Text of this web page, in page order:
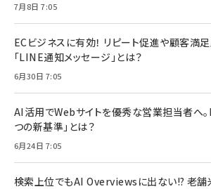
7月8日 7:05
ECビジネスに有効！ リピート促進や顧客満
「LINE通知メッセージ」とは？
6月30日 7:05
AI活用でWebサイトを優秀な営業担当者へ
つの新基準」とは？
6月24日 7:05
検索上位でもAI Overviewsに出ない!? 老舗